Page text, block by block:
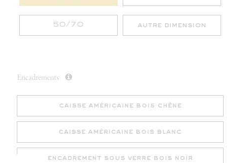
50/70 autre dimension
Encadrements
caisse américaine bois chêne
caisse américaine bois blanc
encadrement sous verre bois noir